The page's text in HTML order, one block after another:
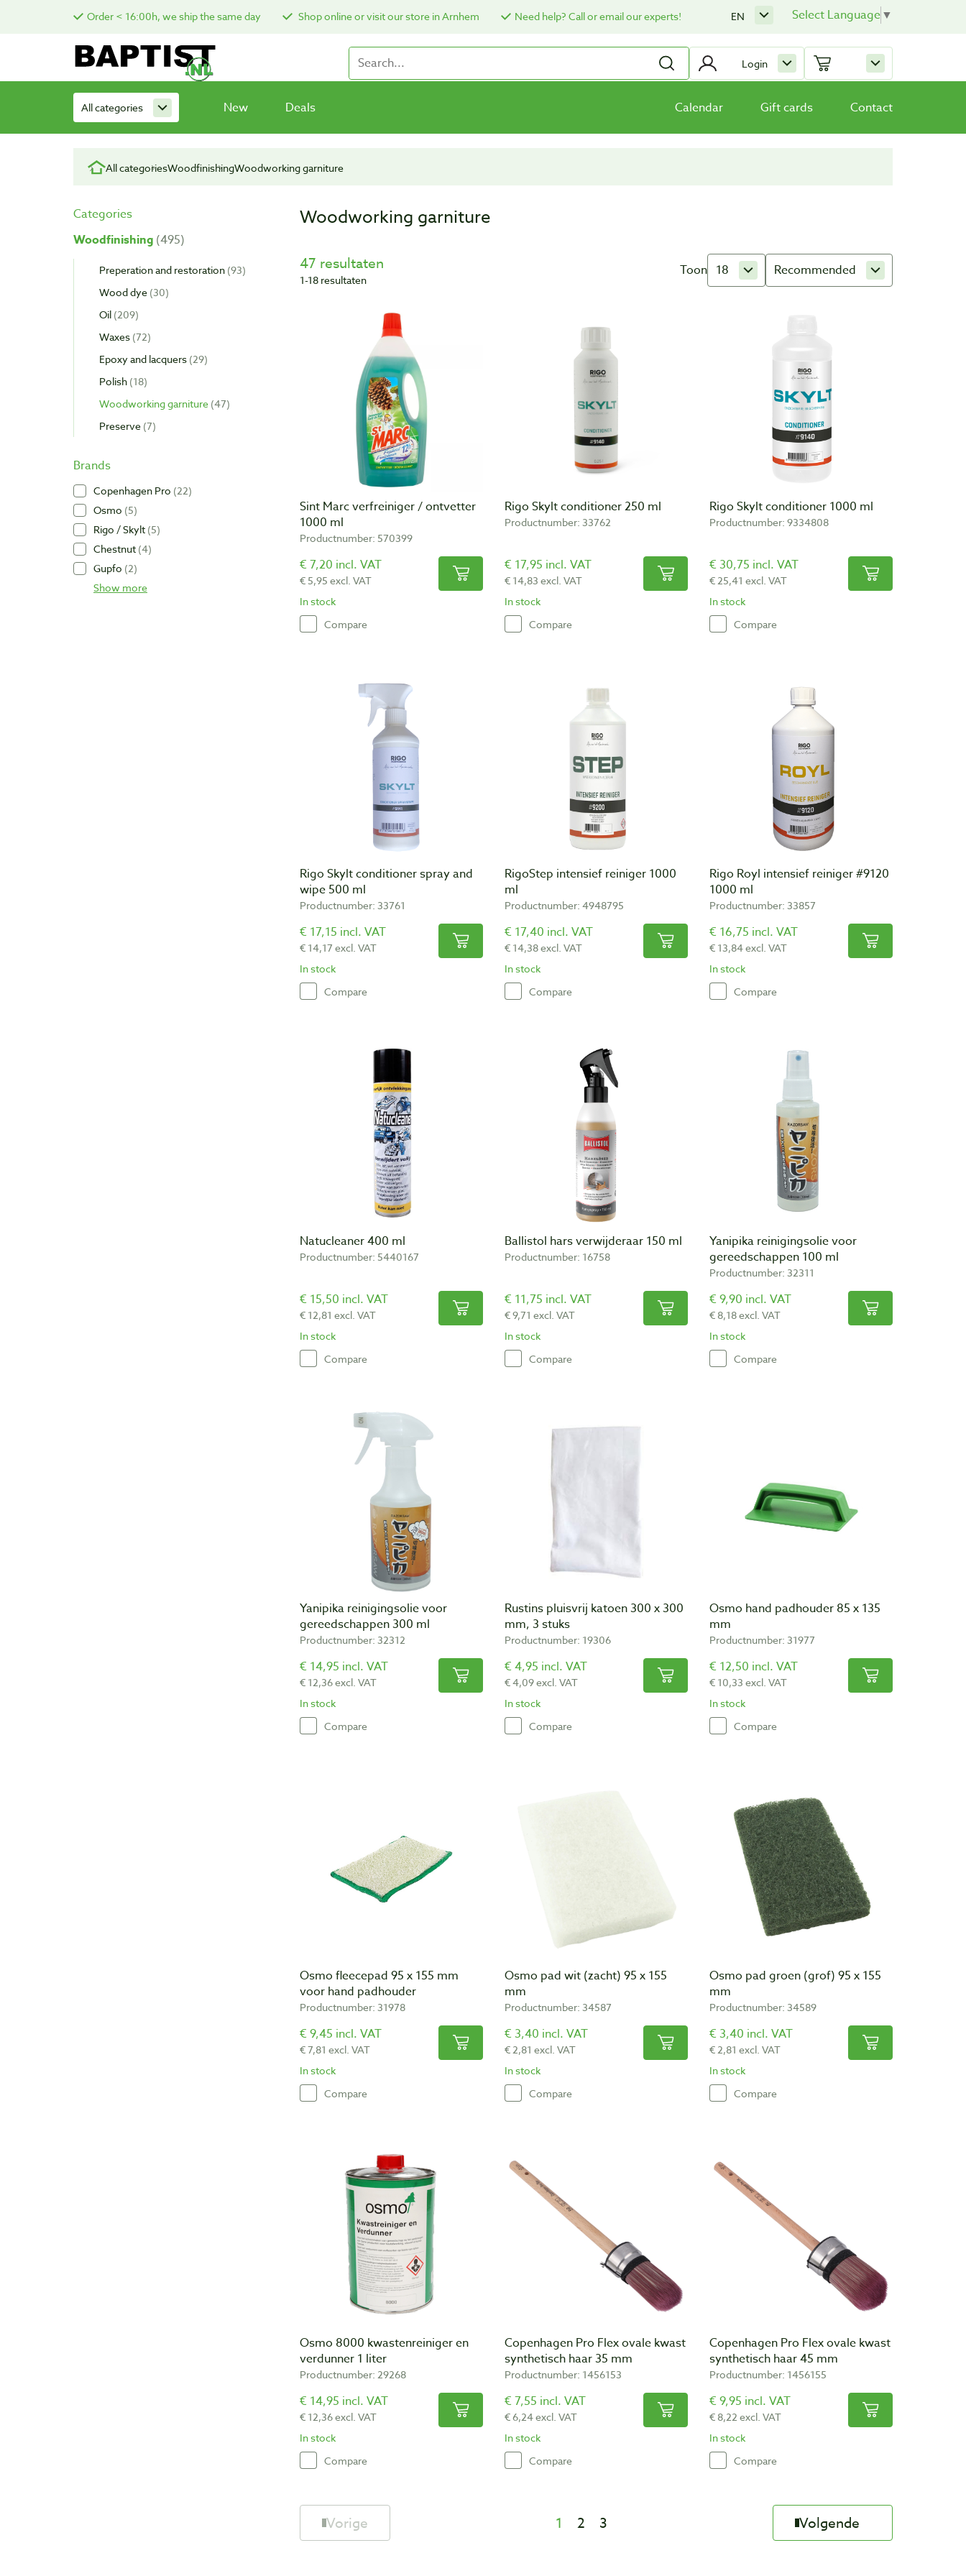
Order < 16:00h, we ship the same day Shop online or visit our store in Arnhem Need help? Call or email our experts! Select Language▼
EN
Login
All categories New Deals Calendar Gift cards Contact
All categoriesWoodfinishingWoodworking garniture
Categories
Woodfinishing 495
Preperation and restoration 93
Wood dye 30
Oil 209
Waxes 72
Epoxy and lacquers 29
Polish 18
Woodworking garniture 47
Preserve 7
Brands
Copenhagen Pro 22
Osmo 5
Rigo / Skylt 5
Chestnut 4
Gupfo 2
Show more
Woodworking garniture
47 resultaten
1-18 resultaten
Toon 18 Recommended
Sint Marc verfreiniger / ontvetter
1000 ml
Productnumber: 570399
€ 7,20 incl. VAT
€ 5,95 excl. VAT
In stock
Compare
Rigo Skylt conditioner 250 ml
Productnumber: 33762
€ 17,95 incl. VAT
€ 14,83 excl. VAT
In stock
Compare
Rigo Skylt conditioner 1000 ml
Productnumber: 9334808
€ 30,75 incl. VAT
€ 25,41 excl. VAT
In stock
Compare
Rigo Skylt conditioner spray and
wipe 500 ml
Productnumber: 33761
€ 17,15 incl. VAT
€ 14,17 excl. VAT
In stock
Compare
RigoStep intensief reiniger 1000
ml
Productnumber: 4948795
€ 17,40 incl. VAT
€ 14,38 excl. VAT
In stock
Compare
Rigo Royl intensief reiniger #9120
1000 ml
Productnumber: 33857
€ 16,75 incl. VAT
€ 13,84 excl. VAT
In stock
Compare
Natucleaner 400 ml
Productnumber: 5440167
€ 15,50 incl. VAT
€ 12,81 excl. VAT
In stock
Compare
Ballistol hars verwijderaar 150 ml
Productnumber: 16758
€ 11,75 incl. VAT
€ 9,71 excl. VAT
In stock
Compare
Yanipika reinigingsolie voor
gereedschappen 100 ml
Productnumber: 32311
€ 9,90 incl. VAT
€ 8,18 excl. VAT
In stock
Compare
Yanipika reinigingsolie voor
gereedschappen 300 ml
Productnumber: 32312
€ 14,95 incl. VAT
€ 12,36 excl. VAT
In stock
Compare
Rustins pluisvrij katoen 300 x 300
mm, 3 stuks
Productnumber: 19306
€ 4,95 incl. VAT
€ 4,09 excl. VAT
In stock
Compare
Osmo hand padhouder 85 x 135
mm
Productnumber: 31977
€ 12,50 incl. VAT
€ 10,33 excl. VAT
In stock
Compare
Osmo fleecepad 95 x 155 mm
voor hand padhouder
Productnumber: 31978
€ 9,45 incl. VAT
€ 7,81 excl. VAT
In stock
Compare
Osmo pad wit (zacht) 95 x 155
mm
Productnumber: 34587
€ 3,40 incl. VAT
€ 2,81 excl. VAT
In stock
Compare
Osmo pad groen (grof) 95 x 155
mm
Productnumber: 34589
€ 3,40 incl. VAT
€ 2,81 excl. VAT
In stock
Compare
Osmo 8000 kwastenreiniger en
verdunner 1 liter
Productnumber: 29268
€ 14,95 incl. VAT
€ 12,36 excl. VAT
In stock
Compare
Copenhagen Pro Flex ovale kwast
synthetisch haar 35 mm
Productnumber: 1456153
€ 7,55 incl. VAT
€ 6,24 excl. VAT
In stock
Compare
Copenhagen Pro Flex ovale kwast
synthetisch haar 45 mm
Productnumber: 1456155
€ 9,95 incl. VAT
€ 8,22 excl. VAT
In stock
Compare
Vorige 1 2 3 Volgende